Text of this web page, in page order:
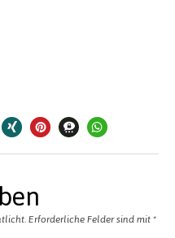
Erforderliche Felder sind mit *